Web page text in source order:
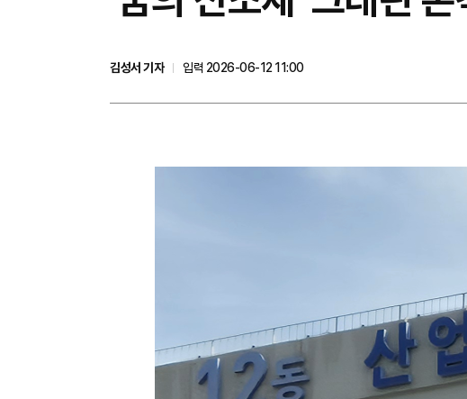
김성서 기자
입력 2026-06-12 11:00